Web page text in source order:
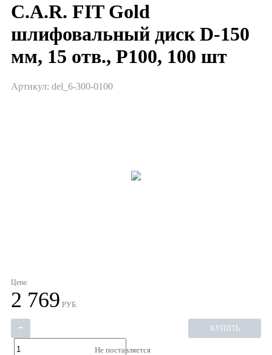
C.A.R. FIT Gold
шлифовальный диск D-150
мм, 15 отв., P100, 100 шт
Артикул: del_6-300-0100
Цена:
2 769 РУБ.
- КУПИТЬ
Не поставляется